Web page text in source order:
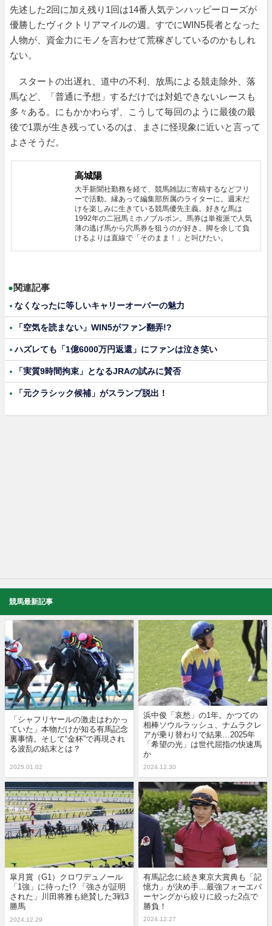
先述した2回に加え残り1回は14番人気テンハッピーローズが
優勝したヴィクトリアマイルの週。すでにWIN5長者となった
人物が、資金力にモノを言わせて荒稼ぎしているのかもしれ
ない。
スタートの出遅れ、道中の不利、放馬による競走除外、落
馬など、「普通に予想」するだけでは対処できないレースも
多々ある。にもかかわらず、こうして毎回のように最後の最
後で1票が生き残っているのは、まさに怪現象に近いと言って
よさそうだ。
高城陽
大手新聞社勤務を経て、競馬雑誌に寄稿するなどフリ
ーで活動。縁あって編集部所属のライターに。週末だ
けを楽しみに生きている競馬優先主義。好きな馬は
1992年の二冠馬ミホノブルボン。馬券は単複派で人気
薄の逃げ馬から穴馬券を狙うのが好き。脚を余して負
けるよりは直線で「そのまま！」と叫びたい。
●関連記事
なくなったに等しいキャリーオーバーの魅力
「空気を読まない」WIN5がファン翻弄!?
ハズレても「1億6000万円返還」にファンは泣き笑い
「実質9時間拘束」となるJRAの試みに賛否
「元クラシック候補」がスランプ脱出！
競馬最新記事
「シャフリヤールの激走はわかっ
ていた」本物だけが知る有馬記念
裏事情。そして“金杯”で再現され
る波乱の結末とは？
2025.01.02
浜中俊「哀愁」の1年。かつての
相棒ソウルラッシュ、ナムラクレ
アが乗り替わりで結果…2025年
「希望の光」は世代屈指の快速馬
か
2024.12.30
皐月賞（G1）クロワデュノール
「1強」に待った!? 「強さが証明
された」川田将雅も絶賛した3戦3
勝馬
2024.12.29
有馬記念に続き東京大賞典も「記
憶力」が決め手…最強フォーエバ
ーヤングから絞りに絞った2点で
勝負！
2024.12.27